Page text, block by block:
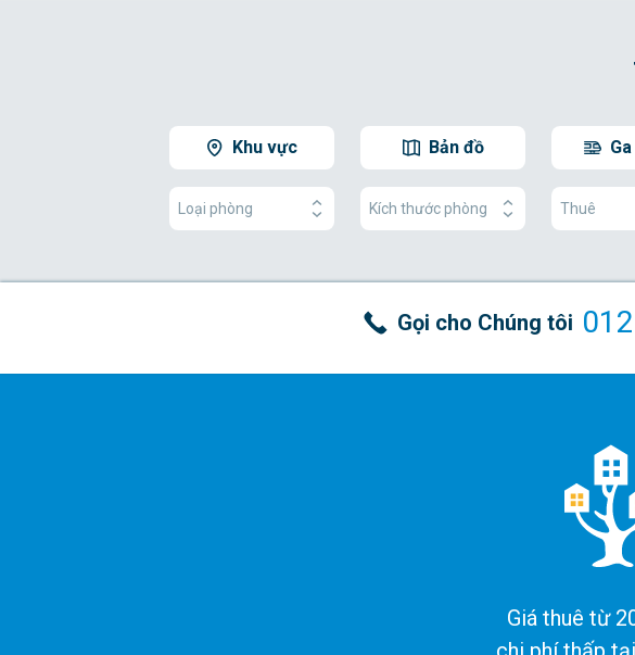
Khu vực Bản đồ
Loại phòng Kích thước phòng Thuê
Gọi cho Chúng tôi
Giá thuê từ